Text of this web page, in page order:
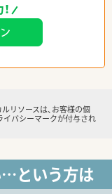
リソースは、お客様の個
バシーマークが付与され
という方は